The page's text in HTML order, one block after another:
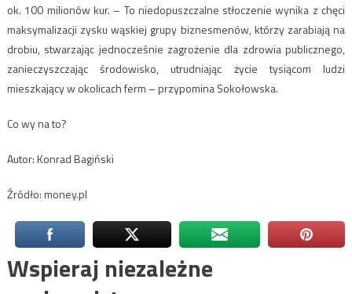
ok. 100 milionów kur. – To niedopuszczalne stłoczenie wynika z chęci
maksymalizacji zysku wąskiej grupy biznesmenów, którzy zarabiają na
drobiu, stwarzając jednocześnie zagrożenie dla zdrowia publicznego,
zanieczyszczając środowisko, utrudniając życie tysiącom ludzi
mieszkający w okolicach ferm – przypomina Sokołowska.
Co wy na to?
Autor: Konrad Bagiński
Źródło: money.pl
Wspieraj niezależne